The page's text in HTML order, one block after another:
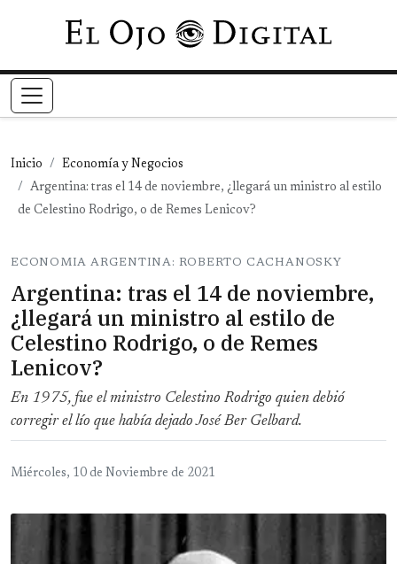
Pasar al contenido principal
Inicio
Economía y Negocios
Argentina: tras el 14 de noviembre, ¿llegará un ministro al estilo
de Celestino Rodrigo, o de Remes Lenicov?
ECONOMIA ARGENTINA: ROBERTO CACHANOSKY
Argentina: tras el 14 de noviembre,
¿llegará un ministro al estilo de
Celestino Rodrigo, o de Remes
Lenicov?
En 1975, fue el ministro Celestino Rodrigo quien debió
corregir el lío que había dejado José Ber Gelbard.
Miércoles, 10 de Noviembre de 2021